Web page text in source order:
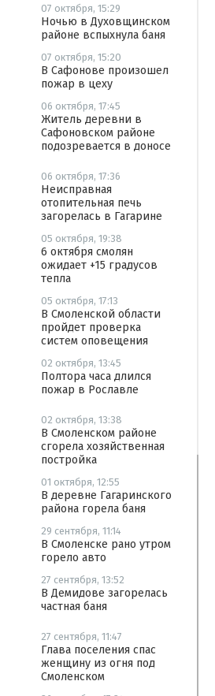
07 октября, 15:29
Ночью в Духовщинском
районе вспыхнула баня
07 октября, 15:20
В Сафонове произошел
пожар в цеху
06 октября, 17:45
Житель деревни в
Сафоновском районе
подозревается в доносе
06 октября, 17:36
Неисправная
отопительная печь
загорелась в Гагарине
05 октября, 19:38
6 октября смолян
ожидает +15 градусов
тепла
05 октября, 17:13
В Смоленской области
пройдет проверка
систем оповещения
02 октября, 13:45
Полтора часа длился
пожар в Рославле
02 октября, 13:38
В Смоленском районе
сгорела хозяйственная
постройка
01 октября, 12:55
В деревне Гагаринского
района горела баня
29 сентября, 11:14
В Смоленске рано утром
горело авто
27 сентября, 13:52
В Демидове загорелась
частная баня
27 сентября, 11:47
Глава поселения спас
женщину из огня под
Смоленском